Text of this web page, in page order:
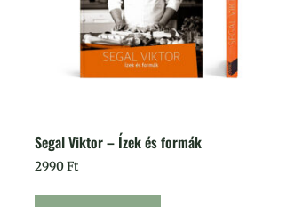
Segal Viktor – Ízek és formák
2990Ft